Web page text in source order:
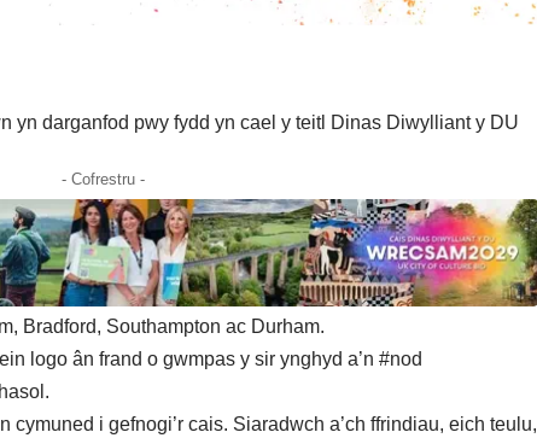
yn darganfod pwy fydd yn cael y teitl Dinas Diwylliant y DU
- Cofrestru -
Bradford, Southampton ac Durham.
logo ân frand o gwmpas y sir ynghyd a’n #nod
i gefnogi’r cais. Siaradwch a’ch ffrindiau, eich teulu,